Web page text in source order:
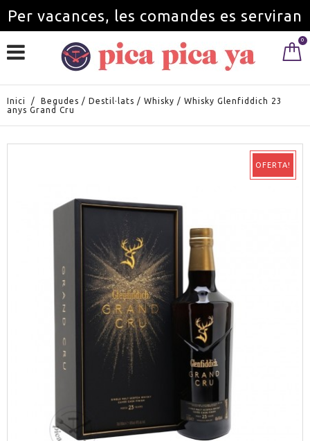
Per vacances, les comandes es serviran
a partir de l'1 de setembre.
0
Inici / Begudes / Destil·lats / Whisky / Whisky Glenfiddich 23
anys Grand Cru
OFERTA!